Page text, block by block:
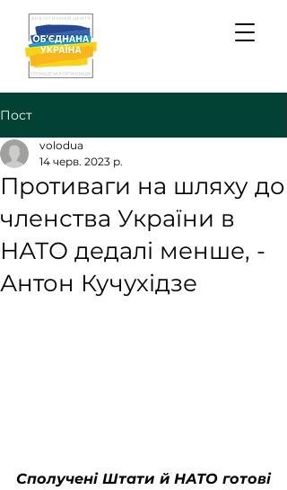
Пост
Противаги на шляху до
членства України в
НАТО дедалі менше, -
Антон Кучухідзе
volodua
14 черв. 2023 р.
Сполучені Штати й НАТО готові